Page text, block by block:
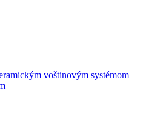
voštinovým systémom